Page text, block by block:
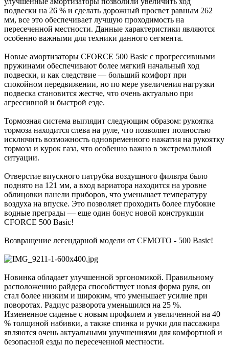
подвески на 26 % и сделать дорожный просвет равным 262
мм, все это обеспечивает лучшую проходимость на
пересеченной местности. Данные характеристики являются
особенно важными для техники данного сегмента.
Новые амортизаторы CFORCE 500 Basic с прогрессивными
пружинами обеспечивают более мягкий начальный ход
подвески, и как следствие — больший комфорт при
спокойном передвижении, но по мере увеличения нагрузки
подвеска становится жестче, что очень актуально при
агрессивной и быстрой езде.
Тормозная система выглядит следующим образом: рукоятка
тормоза находится слева на руле, что позволяет полностью
исключить возможность одновременного нажатия на рукоятку
тормоза и курок газа, что особенно важно в экстремальной
ситуации.
Отверстие впускного патрубка воздушного фильтра было
поднято на 121 мм, а вход вариатора находится на уровне
облицовки панели приборов, что уменьшает температуру
воздуха на впуске. Это позволяет проходить более глубокие
водные преграды — еще один бонус новой конструкции
CFORCE 500 Basic!
Возвращение легендарной модели от CFMOTO - 500 Basic!
Новинка обладает улучшенной эргономикой. Правильному
расположению райдера способствует новая форма руля, он
стал более низким и широким, что уменьшает усилие при
поворотах. Радиус разворота уменьшился на 25 %.
Измененное сиденье с новым профилем и увеличенной на 40
% толщиной набивки, а также спинка и ручки для пассажира
являются очень актуальными улучшениями для комфортной и
безопасной езды по пересеченной местности.